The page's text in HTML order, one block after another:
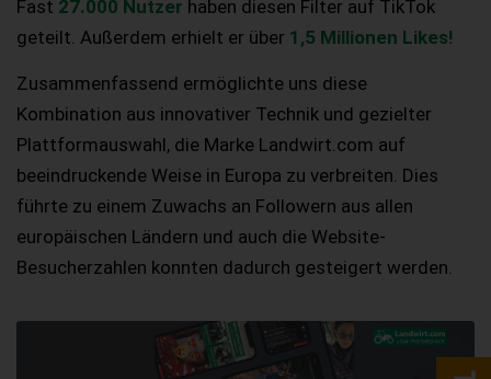
Fast 27.000 Nutzer haben diesen Filter auf TikTok
geteilt. Außerdem erhielt er über 1,5 Millionen Likes!
Zusammenfassend ermöglichte uns diese
Kombination aus innovativer Technik und gezielter
Plattformauswahl, die Marke Landwirt.com auf
beeindruckende Weise in Europa zu verbreiten. Dies
führte zu einem Zuwachs an Followern aus allen
europäischen Ländern und auch die Website-
Besucherzahlen konnten dadurch gesteigert werden.